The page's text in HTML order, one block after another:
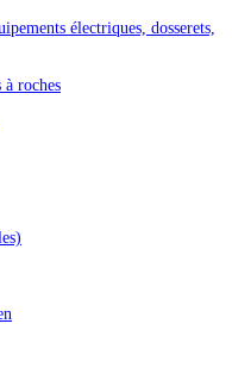
électriques, dosserets,
roches